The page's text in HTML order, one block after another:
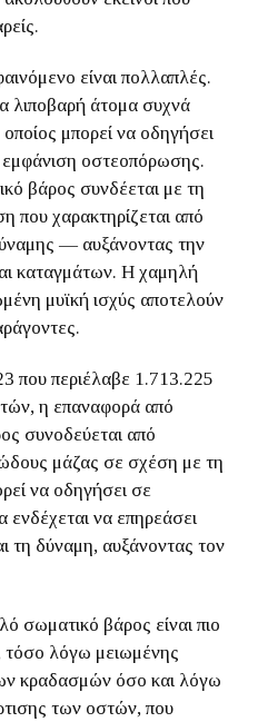
είναι πολλαπλές.
λιποβαρή άτομα συχνά
μπορεί να οδηγήσει
οστεοπόρωσης.
βάρος συνδέεται με τη
που χαρακτηρίζεται από
— αυξάνοντας την
καταγμάτων. Η χαμηλή
μυϊκή ισχύς αποτελούν
που περιέλαβε 1.713.225
η επαναφορά από
συνοδεύεται από
μάζας σε σχέση με τη
να οδηγήσει σε
να επηρεάσει
τη δύναμη, αυξάνοντας τον
σωματικό βάρος είναι πιο
τόσο λόγω μειωμένης
κραδασμών όσο και λόγω
των οστών, που